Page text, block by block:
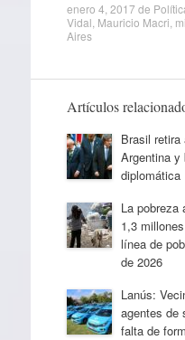
enero 4, 2017 de
Vidal Mauricio Macri
Aires
Artículos
Brasil retira
Argentina y
diplomática
La pobreza
1,3
línea de
de 2026
Lanús:
agentes de
falta de